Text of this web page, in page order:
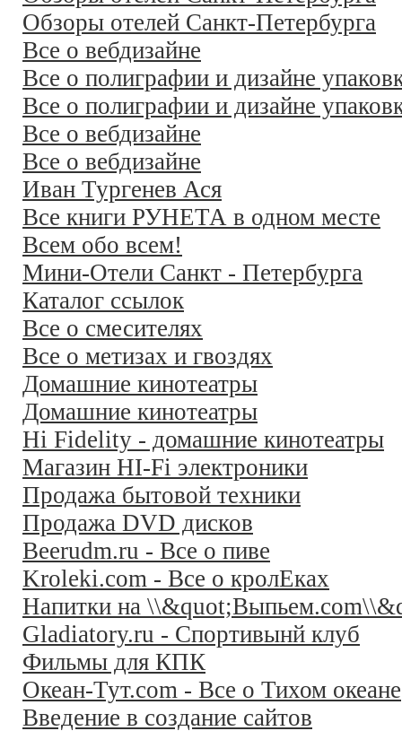
Обзоры отелей Санкт-Петербурга
Все о вебдизайне
Все о полиграфии и дизайне
Все о полиграфии и дизайне
Все о вебдизайне
Все о вебдизайне
Иван Тургенев Ася
Все книги РУНЕТА в одном месте
Всем обо всем!
Мини-Отели Санкт - Петербурга
Каталог ссылок
Все о смесителях
Все о метизах и гвоздях
Домашние кинотеатры
Домашние кинотеатры
Hi Fidelity - домашние кинотеатры
Магазин HI-Fi электроники
Продажа бытовой техники
Продажа DVD дисков
Beerudm.ru - Все о пиве
Kroleki.com - Все о кролЕках
Напитки на
Gladiatory.ru - Спортивынй клуб
Фильмы для КПК
Океан-Тут.com - Все о Тихом океане
Введение в создание сайтов